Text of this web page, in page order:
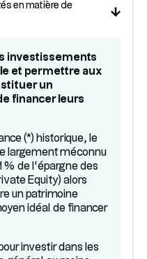
en matière de
investissements
et permettre aux
un
financer leurs
(*) historique, le
largement méconnu
% de l’épargne des
Equity) alors
un patrimoine
idéal de financer
investir dans les